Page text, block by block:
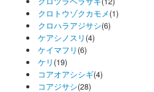
クロトウゾクカモメ(1)
クロハラアジサシ(6)
ケアシノスリ (4)
ケイマフリ (6)
ケリ (19)
コアオアシシギ(4)
コアジサシ(28)